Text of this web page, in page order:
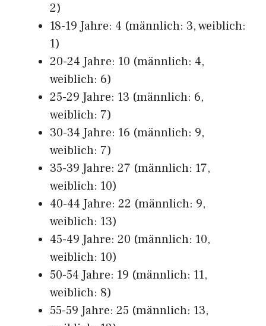
2)
18-19 Jahre: 4 (männlich: 3, weiblich:
1)
20-24 Jahre: 10 (männlich: 4,
weiblich: 6)
25-29 Jahre: 13 (männlich: 6,
weiblich: 7)
30-34 Jahre: 16 (männlich: 9,
weiblich: 7)
35-39 Jahre: 27 (männlich: 17,
weiblich: 10)
40-44 Jahre: 22 (männlich: 9,
weiblich: 13)
45-49 Jahre: 20 (männlich: 10,
weiblich: 10)
50-54 Jahre: 19 (männlich: 11,
weiblich: 8)
55-59 Jahre: 25 (männlich: 13,